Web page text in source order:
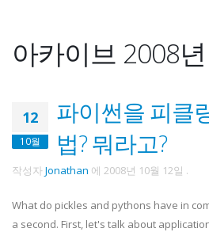
아카이브 2008
12
10월
파이썬을 피클
법? 뭐라고?
작성자Jonathan 에 2008년 10월 12일 .
What do pickles and pythons have in
a second. First, let's talk about